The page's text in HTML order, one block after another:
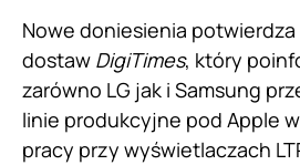
Nowe doniesienia
dostaw DigiTimes, który
zarówno LG jak i Samsung
linie produkcyjne pod Apple
pracy przy wyświetlaczach